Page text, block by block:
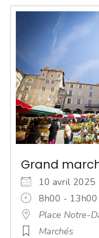
Grand
10 avril 2025
8h00 - 13h00
Place Notre-
Marchés